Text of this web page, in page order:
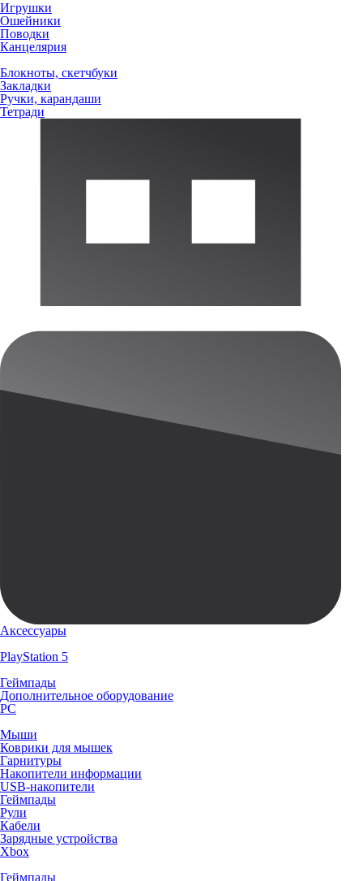
Игрушки
Ошейники
Поводки
Канцелярия
Блокноты, скетчбуки
Закладки
Ручки, карандаши
Тетради
Аксессуары
PlayStation 5
Геймпады
Дополнительное оборудование
PC
Мыши
Коврики для мышек
Гарнитуры
Накопители информации
USB-накопители
Геймпады
Рули
Кабели
Зарядные устройства
Xbox
Геймпады